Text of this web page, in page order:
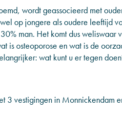
wordt geassocieerd met
op jongere als oudere leeftijd
man. Het komt dus
is osteoporose en wat is de
wat kunt u er tegen
3 vestigingen in Monnickendam